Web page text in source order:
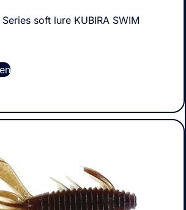
soft lure KUBIRA SWIM